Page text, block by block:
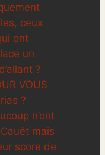
ceux
ont
un
?
VOUS
?
n’ont
mais
score de